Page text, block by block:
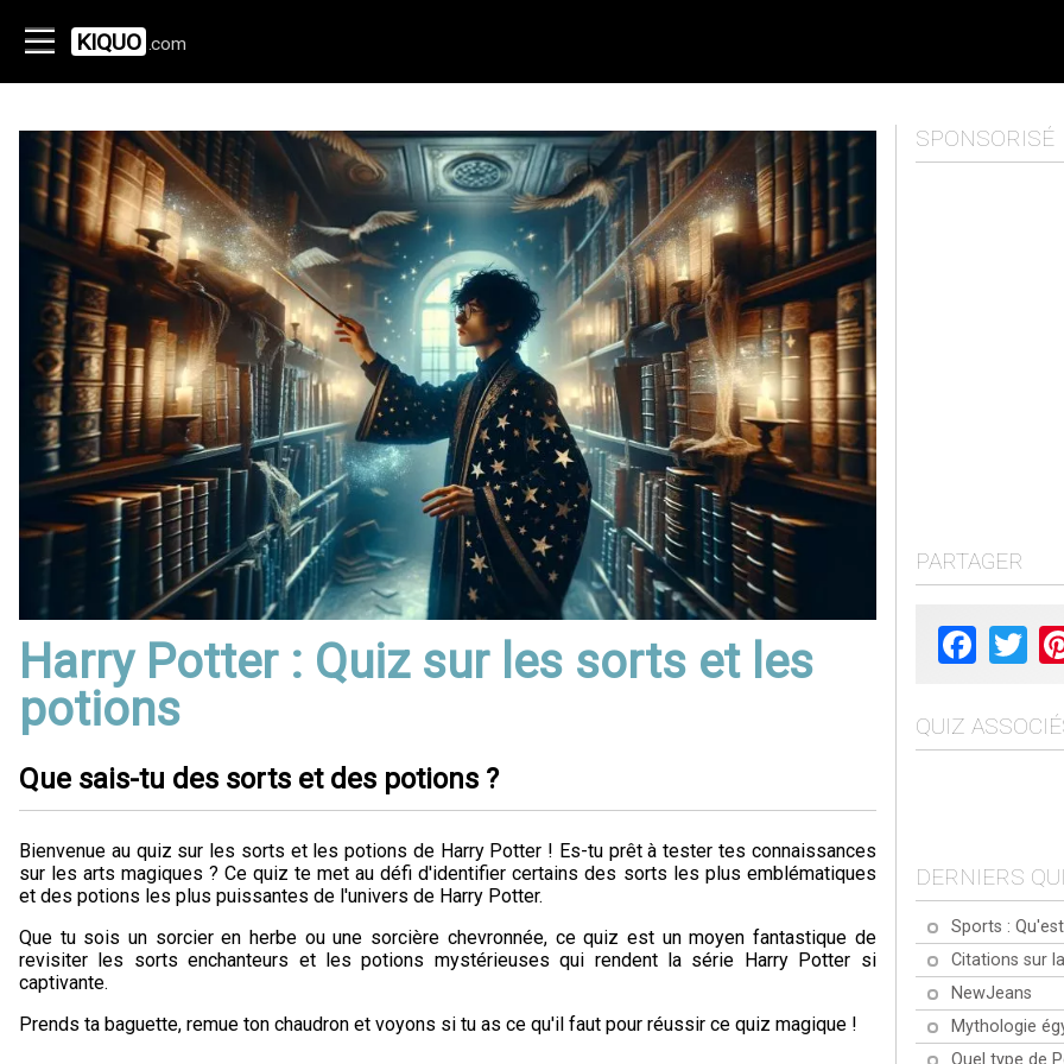
KIQUO .com
Harry Potter : Quiz sur les sorts et les
potions
Que sais-tu des sorts et des potions ?
Bienvenue au quiz sur les sorts et les potions de Harry Potter ! Es-tu prêt à tester tes connaissances
sur les arts magiques ? Ce quiz te met au défi d'identifier certains des sorts les plus emblématiques
et des potions les plus puissantes de l'univers de Harry Potter.
Que tu sois un sorcier en herbe ou une sorcière chevronnée, ce quiz est un moyen fantastique de
revisiter les sorts enchanteurs et les potions mystérieuses qui rendent la série Harry Potter si
captivante.
Prends ta baguette, remue ton chaudron et voyons si tu as ce qu'il faut pour réussir ce quiz magique !
SPONSORISÉ
PARTAGER
Facebook
QUIZ
DERNIERS
Sports :
Citations sur
NewJeans
Mythologie
Quel type de